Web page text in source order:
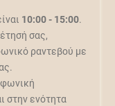
10:00 - 15:00.
σας,
ραντεβού με
στην ενότητα